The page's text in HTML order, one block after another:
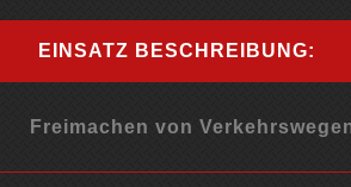
EINSATZ BESCHREIBUNG:
Freimachen von